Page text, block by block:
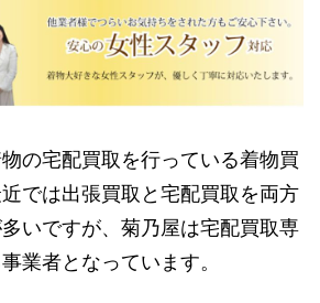
の宅配買取を行っている着物買
では出張買取と宅配買取を両方
いですが、菊乃屋は宅配買取専
業者となっています。